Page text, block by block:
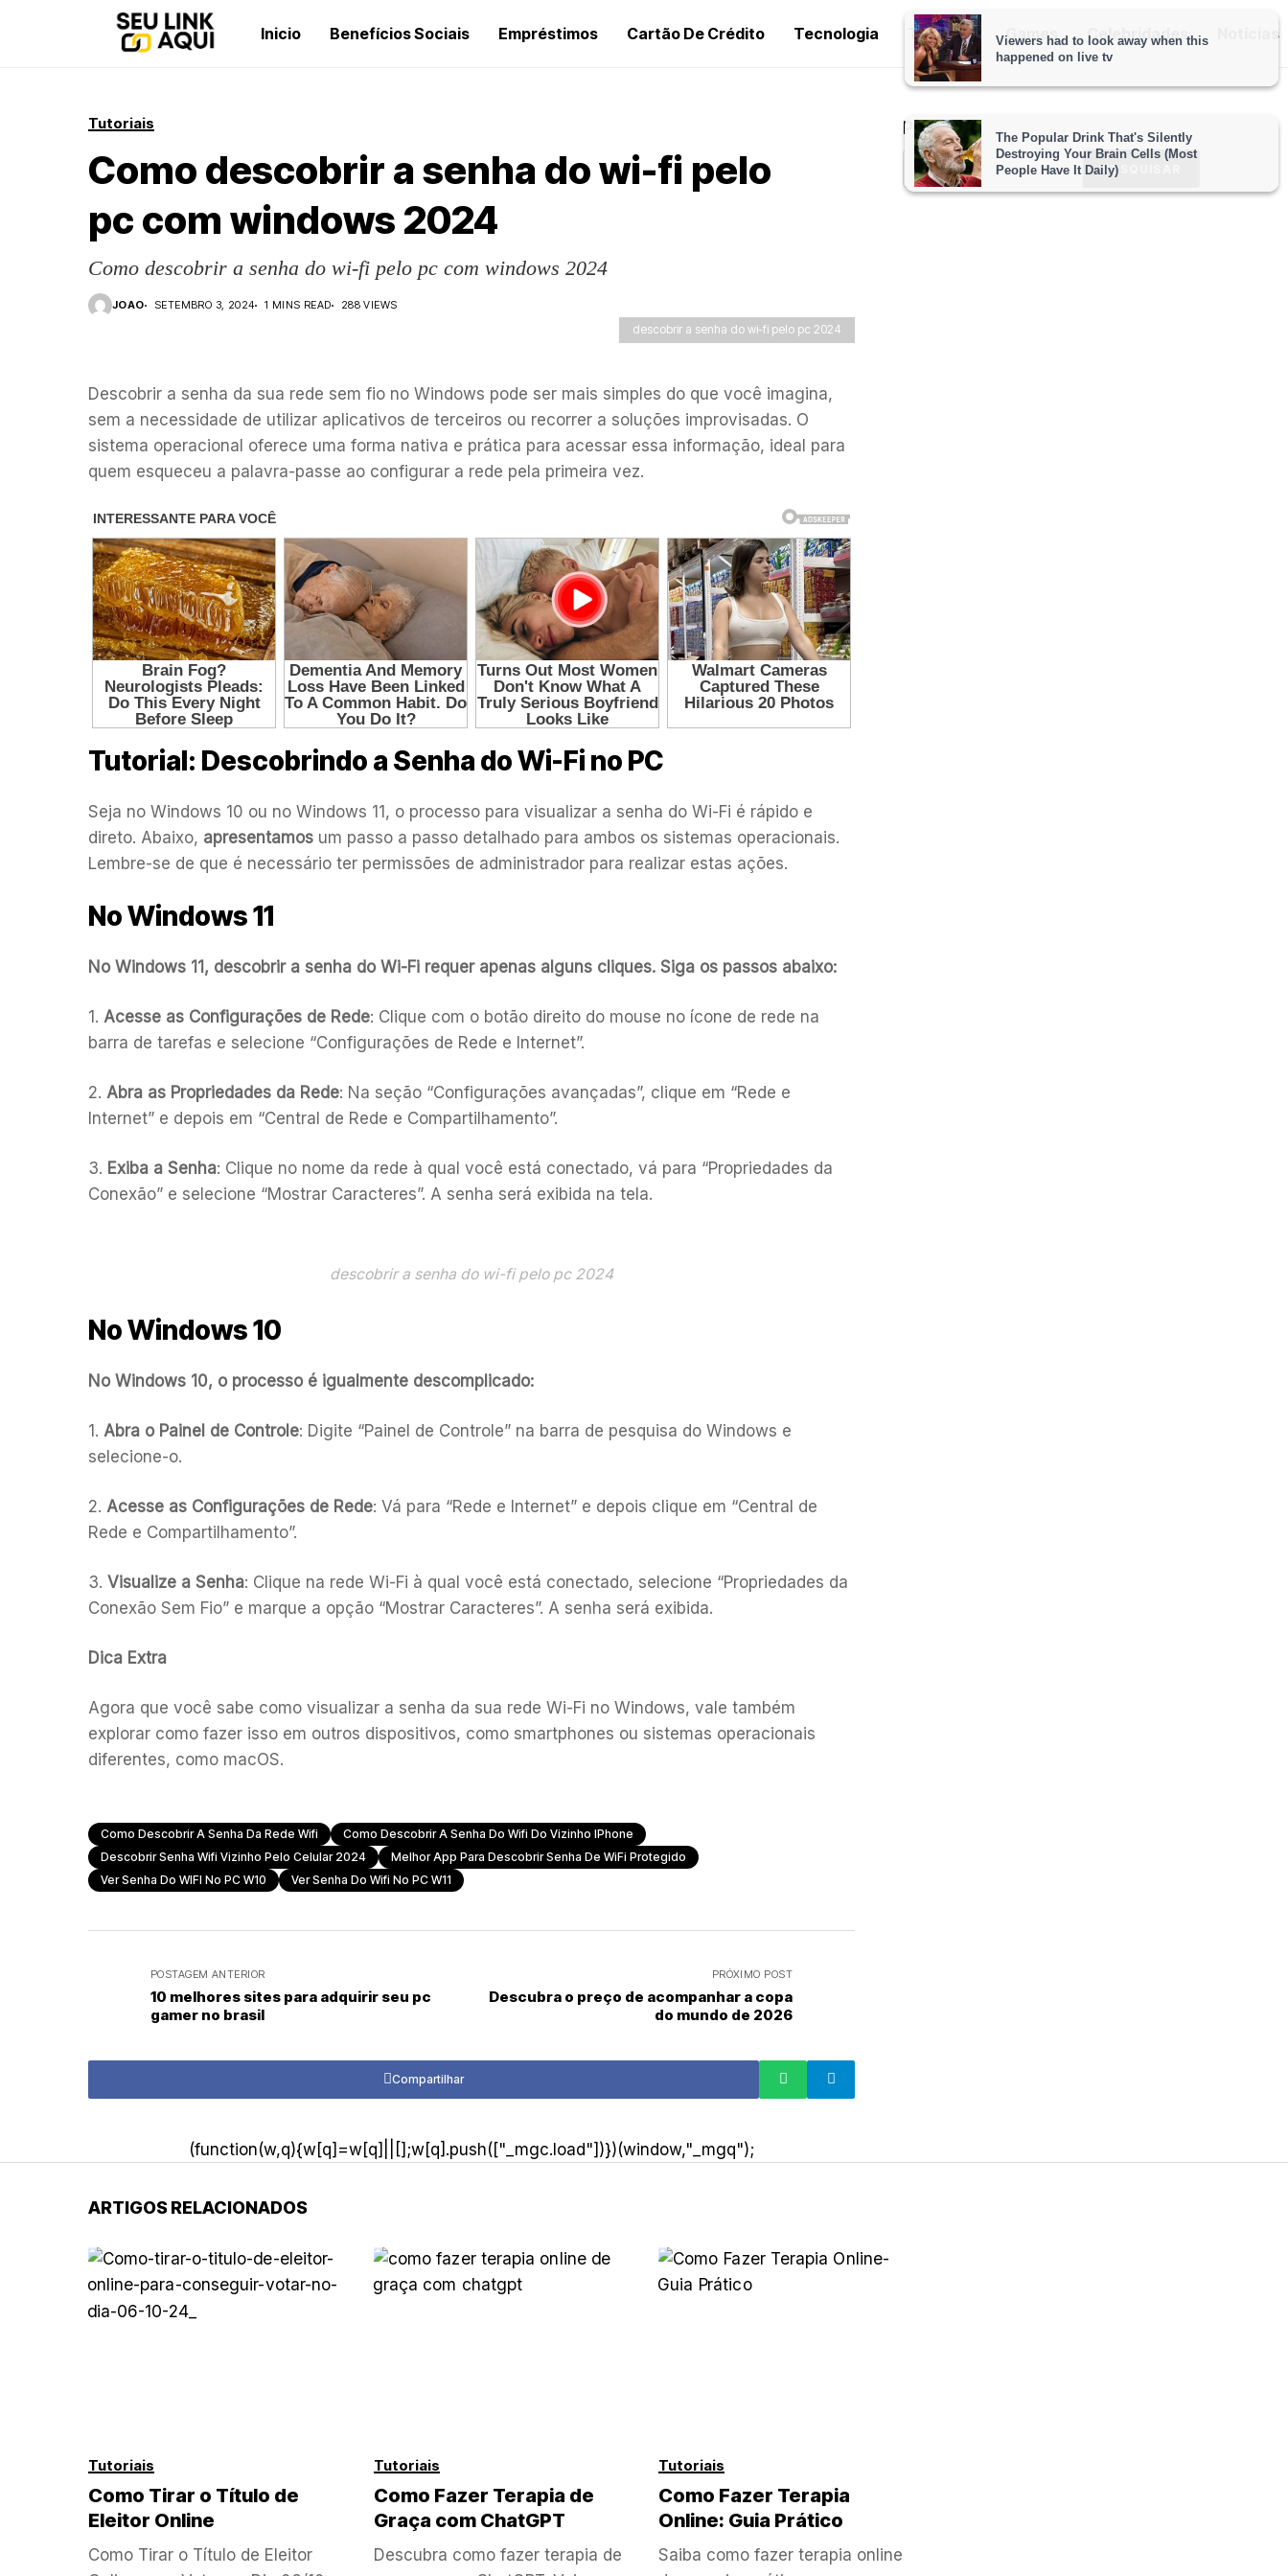
Inicio Benefícios Sociais Empréstimos Cartão De Crédito Tecnologia Tutoriais Games Celebridades Notícias
Tutoriais
Como descobrir a senha do wi-fi pelo
pc com windows 2024
Como descobrir a senha do wi-fi pelo pc com windows 2024
JOAO SETEMBRO 3, 2024 1 MINS READ 288 VIEWS
descobrir a senha do wi-fi pelo pc 2024
Descobrir a senha da sua rede sem fio no Windows pode ser mais simples do que você imagina,
sem a necessidade de utilizar aplicativos de terceiros ou recorrer a soluções improvisadas. O
sistema operacional oferece uma forma nativa e prática para acessar essa informação, ideal para
quem esqueceu a palavra-passe ao configurar a rede pela primeira vez.
Tutorial: Descobrindo a Senha do Wi-Fi no PC
Seja no Windows 10 ou no Windows 11, o processo para visualizar a senha do Wi-Fi é rápido e
direto. Abaixo, apresentamos um passo a passo detalhado para ambos os sistemas operacionais.
Lembre-se de que é necessário ter permissões de administrador para realizar estas ações.
No Windows 11
No Windows 11, descobrir a senha do Wi-Fi requer apenas alguns cliques. Siga os passos abaixo:
1. Acesse as Configurações de Rede: Clique com o botão direito do mouse no ícone de rede na
barra de tarefas e selecione “Configurações de Rede e Internet”.
2. Abra as Propriedades da Rede: Na seção “Configurações avançadas”, clique em “Rede e
Internet” e depois em “Central de Rede e Compartilhamento”.
3. Exiba a Senha: Clique no nome da rede à qual você está conectado, vá para “Propriedades da
Conexão” e selecione “Mostrar Caracteres”. A senha será exibida na tela.
descobrir a senha do wi-fi pelo pc 2024
No Windows 10
No Windows 10, o processo é igualmente descomplicado:
1. Abra o Painel de Controle: Digite “Painel de Controle” na barra de pesquisa do Windows e
selecione-o.
2. Acesse as Configurações de Rede: Vá para “Rede e Internet” e depois clique em “Central de
Rede e Compartilhamento”.
3. Visualize a Senha: Clique na rede Wi-Fi à qual você está conectado, selecione “Propriedades da
Conexão Sem Fio” e marque a opção “Mostrar Caracteres”. A senha será exibida.
Dica Extra
Agora que você sabe como visualizar a senha da sua rede Wi-Fi no Windows, vale também
explorar como fazer isso em outros dispositivos, como smartphones ou sistemas operacionais
diferentes, como macOS.
Como Descobrir A Senha Da Rede Wifi
Como Descobrir A Senha Do Wifi Do Vizinho IPhone
Descobrir Senha Wifi Vizinho Pelo Celular 2024
Melhor App Para Descobrir Senha De WiFi Protegido
Ver Senha Do WIFI No PC W10
Ver Senha Do Wifi No PC W11
POSTAGEM ANTERIOR
10 melhores sites para adquirir seu pc
gamer no brasil
PRÓXIMO POST
Descubra o preço de acompanhar a copa
do mundo de 2026
Compartilhar
(function(w,q){w[q]=w[q]||[];w[q].push(["_mgc.load"])})(window,"_mgq");
Pesquisar
PESQUISAR
ARTIGOS RELACIONADOS
Tutoriais
Como Tirar o Título de
Eleitor Online
Como Tirar o Título de Eleitor
Tutoriais
Como Fazer Terapia de
Graça com ChatGPT
Descubra como fazer terapia de
Tutoriais
Como Fazer Terapia
Online: Guia Prático
Saiba como fazer terapia online